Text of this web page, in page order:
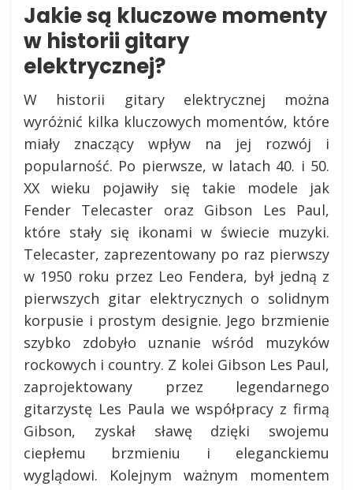
Jakie są kluczowe momenty
w historii gitary
elektrycznej?
W historii gitary elektrycznej można
wyróżnić kilka kluczowych momentów, które
miały znaczący wpływ na jej rozwój i
popularność. Po pierwsze, w latach 40. i 50.
XX wieku pojawiły się takie modele jak
Fender Telecaster oraz Gibson Les Paul,
które stały się ikonami w świecie muzyki.
Telecaster, zaprezentowany po raz pierwszy
w 1950 roku przez Leo Fendera, był jedną z
pierwszych gitar elektrycznych o solidnym
korpusie i prostym designie. Jego brzmienie
szybko zdobyło uznanie wśród muzyków
rockowych i country. Z kolei Gibson Les Paul,
zaprojektowany przez legendarnego
gitarzystę Les Paula we współpracy z firmą
Gibson, zyskał sławę dzięki swojemu
ciepłemu brzmieniu i eleganckiemu
wyglądowi. Kolejnym ważnym momentem